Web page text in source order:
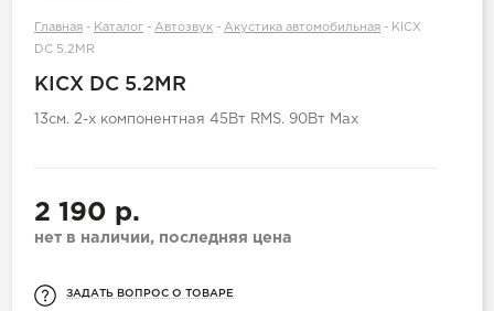
Главная - Каталог - Автозвук - Акустика автомобильная - KICX
DC 5.2MR
KICX DC 5.2MR
13см. 2-х компонентная 45Вт RMS. 90Вт Max
2 190 р.
нет в наличии, последняя цена
ЗАДАТЬ ВОПРОС О ТОВАРЕ